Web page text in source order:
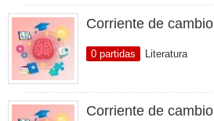
Corriente de cambio
0 partidas Literatura
Corriente de cambio